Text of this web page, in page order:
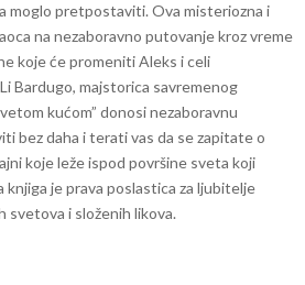
moglo pretpostaviti. Ova misteriozna i
na nezaboravno putovanje kroz vreme
koje će promeniti Aleks i celi
Li Bardugo, majstorica savremenog
kućom” donosi nezaboravnu
bez daha i terati vas da se zapitate o
koje leže ispod površine sveta koji
knjiga je prava poslastica za ljubitelje
svetova i složenih likova.